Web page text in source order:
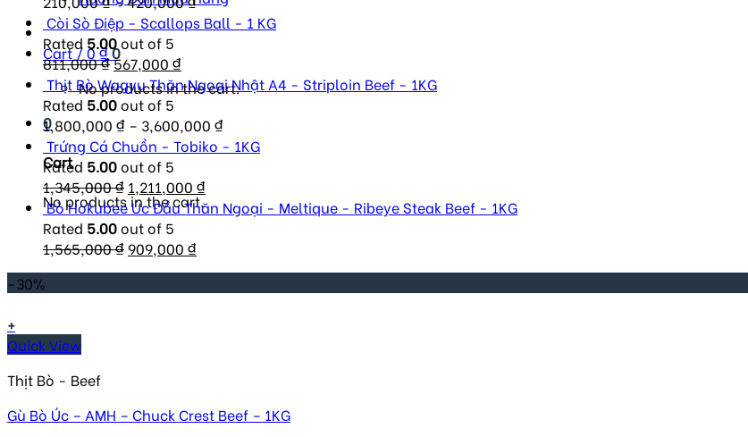
Cart /0₫0
No products in the cart.
0
Cart
No products in the cart.
Còi Sò Điệp - Scallops Ball - 1 KG
Rated 5.00out of 5
811,000₫Original
price
was:
811,000 ₫.
567,000 ₫Current
price
567,000 ₫.
Thịt Bò Wagyu Thăn Ngoại Nhật A4 - Striploin Beef - 1KG
Rated 5.00out of 5
1,800,000 ₫ – 3,600,000 ₫
Trứng Cá Chuồn - Tobiko - 1KG
Rated 5.00out of 5
1,345,000₫ Original
price
was:
1,345,000 ₫.
1,211,000 ₫Current
price
Bò Hokubee Úc Đầu Thăn Ngoại - Meltique - Ribeye Steak Beef - 1KG
Rated 5.00out of 5
1,565,000₫ Original
price
was:
909,000 ₫Current
price
is:
-30%
+
Quick View
Thịt Bò - Beef
Gù Bò Úc – AMH – Chuck Crest Beef – 1KG